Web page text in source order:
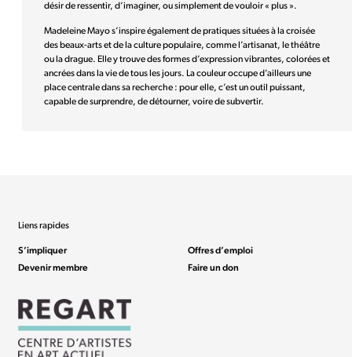
désir de ressentir, d’imaginer, ou simplement de vouloir « plus ».
Madeleine Mayo s’inspire également de pratiques situées à la croisée
des beaux-arts et de la culture populaire, comme l’artisanat, le théâtre
ou la drague. Elle y trouve des formes d’expression vibrantes, colorées et
ancrées dans la vie de tous les jours. La couleur occupe d’ailleurs une
place centrale dans sa recherche : pour elle, c’est un outil puissant,
capable de surprendre, de détourner, voire de subvertir.
Liens rapides
S’impliquer
Devenir membre
Offres d’emploi
Faire un don